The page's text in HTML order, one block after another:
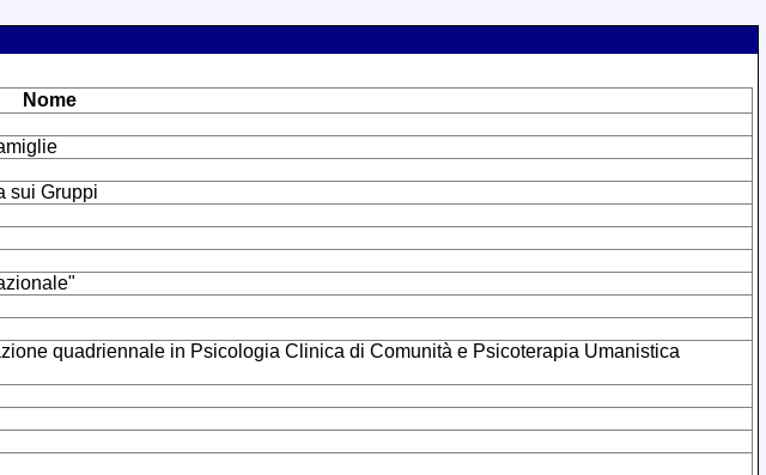
Nome
sui Gruppi
quadriennale in Psicologia Clinica di Comunità e Psicoterapia Umanistica